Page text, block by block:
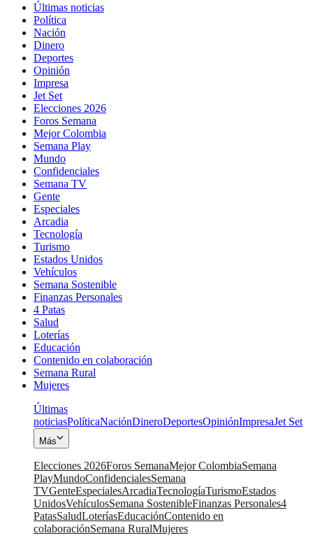
Últimas noticias
Política
Nación
Dinero
Deportes
Opinión
Impresa
Jet Set
Elecciones 2026
Foros Semana
Mejor Colombia
Semana Play
Mundo
Confidenciales
Semana TV
Gente
Especiales
Arcadia
Tecnología
Turismo
Estados Unidos
Vehículos
Semana Sostenible
Finanzas Personales
4 Patas
Salud
Loterías
Educación
Contenido en colaboración
Semana Rural
Mujeres
Últimas
noticiasPolíticaNaciónDineroDeportesOpiniónImpresaJet Set
Más
Elecciones 2026Foros SemanaMejor ColombiaSemana
PlayMundoConfidencialesSemana
TVGenteEspecialesArcadiaTecnologíaTurismoEstados
UnidosVehículosSemana SostenibleFinanzas Personales4
PatasSaludLoteríasEducaciónContenido en
colaboraciónSemana RuralMujeres